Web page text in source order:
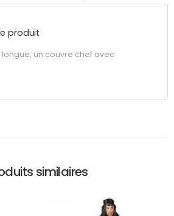
produit
longue, un couvre chef avec
similaires